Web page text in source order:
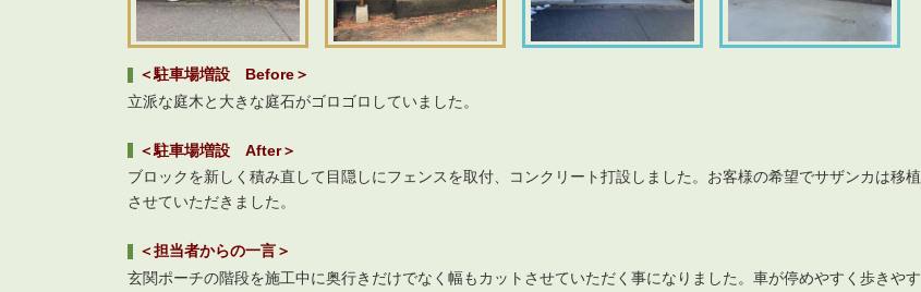
＜駐車場増設 Before＞
立派な庭木と大きな庭石がゴロゴロしていました。
＜駐車場増設 After＞
ブロックを新しく積み直して目隠しにフェンスを取付、コンクリート打設しました。お客様の希望でサザンカは移植
させていただきました。
＜担当者からの一言＞
玄関ポーチの階段を施工中に奥行きだけでなく幅もカットさせていただく事になりました。車が停めやすく歩きやす